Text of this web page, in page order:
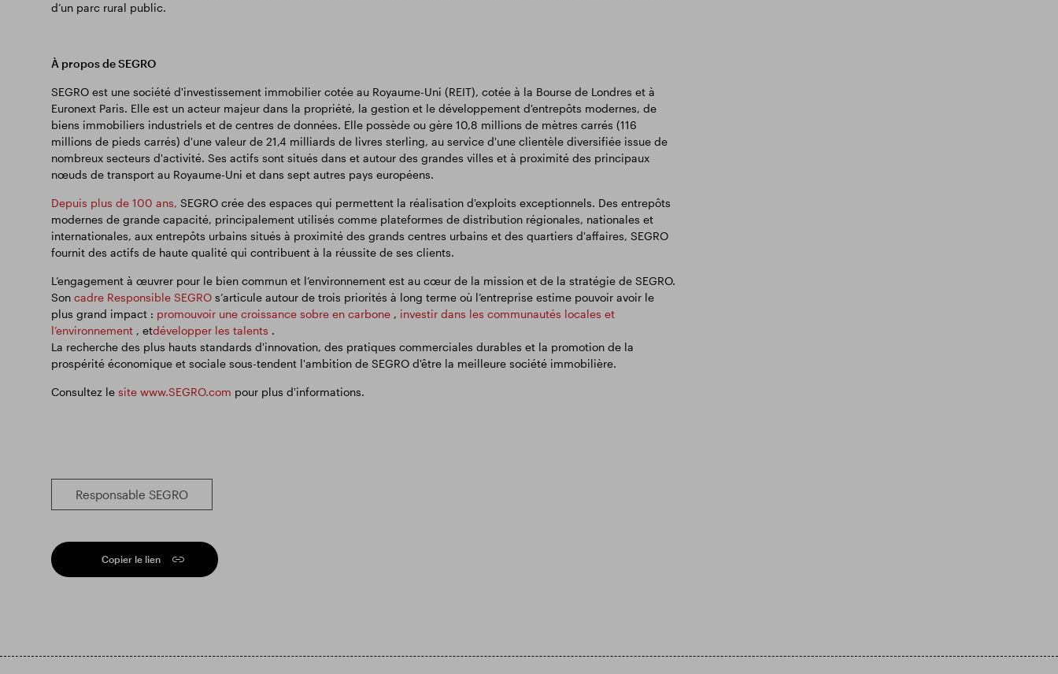
d’un parc rural public.
À propos de SEGRO
SEGRO est une société d'investissement immobilier cotée au Royaume-Uni (REIT), cotée à la Bourse de Londres et à
Euronext Paris. Elle est un acteur majeur dans la propriété, la gestion et le développement d'entrepôts modernes, de
biens immobiliers industriels et de centres de données. Elle possède ou gère 10,8 millions de mètres carrés (116
millions de pieds carrés) d'une valeur de 21,4 milliards de livres sterling, au service d'une clientèle diversifiée issue de
nombreux secteurs d'activité. Ses actifs sont situés dans et autour des grandes villes et à proximité des principaux
nœuds de transport au Royaume-Uni et dans sept autres pays européens.
Depuis plus de 100 ans, SEGRO crée des espaces qui permettent la réalisation d'exploits exceptionnels. Des entrepôts
modernes de grande capacité, principalement utilisés comme plateformes de distribution régionales, nationales et
internationales, aux entrepôts urbains situés à proximité des grands centres urbains et des quartiers d'affaires, SEGRO
fournit des actifs de haute qualité qui contribuent à la réussite de ses clients.
L’engagement à œuvrer pour le bien commun et l’environnement est au cœur de la mission et de la stratégie de SEGRO.
Son cadre Responsible SEGROs’articule autour de trois priorités à long terme où l’entreprise estime pouvoir avoir le
plus grand impact : promouvoir une croissance sobre en carbone, investir dans les communautés locales et
l’environnement, etdévelopper les talents .
La recherche des plus hauts standards d'innovation, des pratiques commerciales durables et la promotion de la
prospérité économique et sociale sous-tendent l'ambition de SEGRO d'être la meilleure société immobilière.
Consultez le site www.SEGRO.com pour plus d'informations.
Responsable SEGRO
Copier le lien